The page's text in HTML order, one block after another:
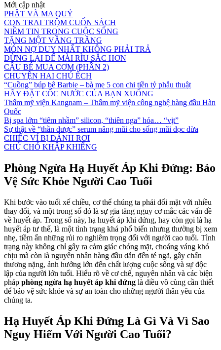
Mới cập nhật
PHẬT VÀ MA QUỶ
CON TRAI TRỘM CUỐN SÁCH
NIỀM TIN TRONG CUỘC SỐNG
TẶNG MỘT VẦNG TRĂNG
MÓN NỢ DUY NHẤT KHÔNG PHẢI TRẢ
DỪNG LẠI ĐỂ MÀI RÌU SẮC HƠN
CẬU BÉ MUA CƠM (PHẦN 2)
CHUYỆN HAI CHÚ ẾCH
“Cuồng” búp bê Barbie – bà mẹ 5 con chi tiền tỷ phẫu thuật
HÃY ĐẶT CỐC NƯỚC CỦA BẠN XUỐNG
Thẩm mỹ viện Kangnam – Thẩm mỹ viện công nghệ hàng đầu Hàn
Quốc
Bị spa lởm “tiêm nhầm” silicon, “thiên nga” hóa… “vịt”
Sự thật về “thần dược” serum nâng mũi cho sống mũi dọc dừa
CHIẾC VÍ BỊ ĐÁNH RƠI
CHÚ CHÓ KHẬP KHIỂNG
Phòng Ngừa Hạ Huyết Áp Khi Đứng: Bảo
Vệ Sức Khỏe Người Cao Tuổi
Khi bước vào tuổi xế chiều, cơ thể chúng ta phải đối mặt với nhiều
thay đổi, và một trong số đó là sự gia tăng nguy cơ mắc các vấn đề
về huyết áp. Trong số này, hạ huyết áp khi đứng, hay còn gọi là hạ
huyết áp tư thế, là một tình trạng khá phổ biến nhưng thường bị xem
nhẹ, tiềm ẩn những rủi ro nghiêm trọng đối với người cao tuổi. Tình
trạng này không chỉ gây ra cảm giác chóng mặt, choáng váng khó
chịu mà còn là nguyên nhân hàng đầu dẫn đến té ngã, gây chấn
thương nặng, ảnh hưởng lớn đến chất lượng cuộc sống và sự độc
lập của người lớn tuổi. Hiểu rõ về cơ chế, nguyên nhân và các biện
pháp phòng ngừa hạ huyết áp khi đứng là điều vô cùng cần thiết
để bảo vệ sức khỏe và sự an toàn cho những người thân yêu của
chúng ta.
Hạ Huyết Áp Khi Đứng Là Gì Và Vì Sao
Nguy Hiểm Với Người Cao Tuổi?